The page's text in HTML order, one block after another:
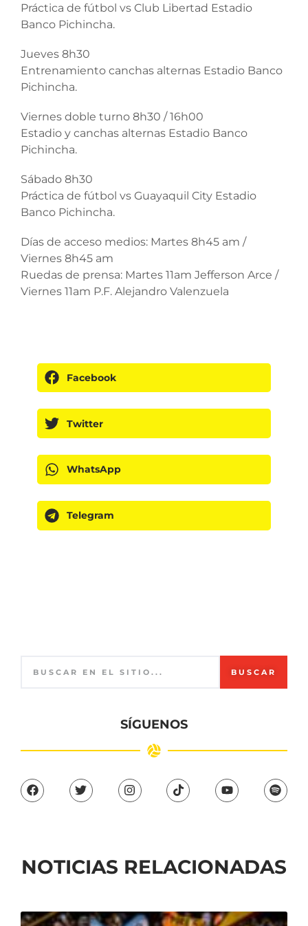
Práctica de fútbol vs Club Libertad Estadio
Banco Pichincha.
Jueves 8h30
Entrenamiento canchas alternas Estadio Banco
Pichincha.
Viernes doble turno 8h30 / 16h00
Estadio y canchas alternas Estadio Banco
Pichincha.
Sábado 8h30
Práctica de fútbol vs Guayaquil City Estadio
Banco Pichincha.
Días de acceso medios: Martes 8h45 am /
Viernes 8h45 am
Ruedas de prensa: Martes 11am Jefferson Arce /
Viernes 11am P.F. Alejandro Valenzuela
Facebook
Twitter
WhatsApp
Telegram
BUSCAR
SÍGUENOS
NOTICIAS RELACIONADAS